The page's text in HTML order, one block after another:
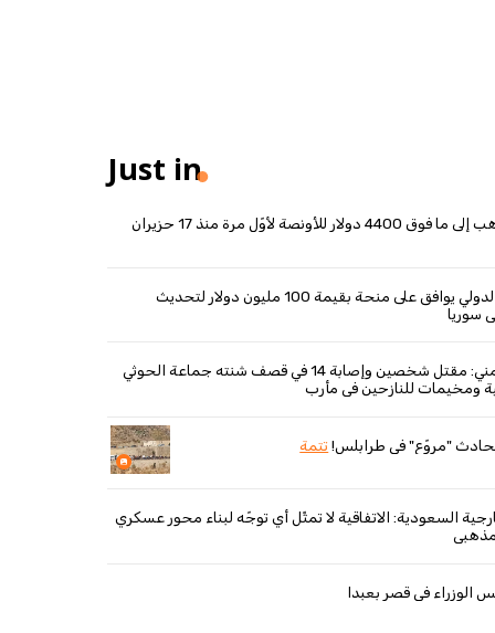
Just in
للأونصة لأوّل مرة منذ 17 حزيران
"رويترز": البنك الدولي يوافق على منحة بقيمة 100 مليون دولار لتحديث
سوريا
وزير الصحة اليمني: مقتل شخصين وإصابة 14 في قصف شنته جماعة الحوثي
ومخيمات للنازحين في مأرب
"مروّع" في طرابلس!تتمة
السعودية: الاتفاقية لا تمثّل أي توجّه لبناء محور عسكري
في قصر بعبدا